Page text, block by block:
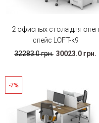
2 офисных стола для опен
спейс LOFT-k9
32283.0 грн. 30023.0 грн.
-7%